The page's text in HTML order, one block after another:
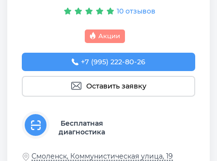
10 отзывов
Акции
+7 (995) 222-80-26
Оставить заявку
Бесплатная
диагностика
Смоленск, Коммунистическая улица, 19